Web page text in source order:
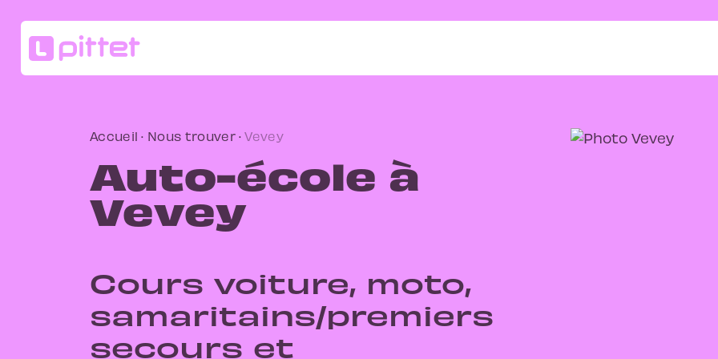
Accueil · Nous trouver · Vevey
Auto-école à
Vevey
Cours voiture, moto,
samaritains/premiers
secours et